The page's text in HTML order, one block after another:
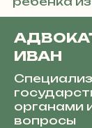
ИВАН
органами
вопросы